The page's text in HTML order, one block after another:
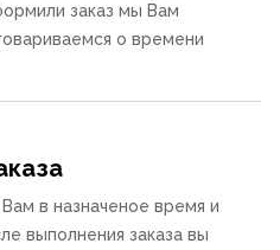
заказ мы Вам
о времени
в назначеное время и
выполнения заказа вы